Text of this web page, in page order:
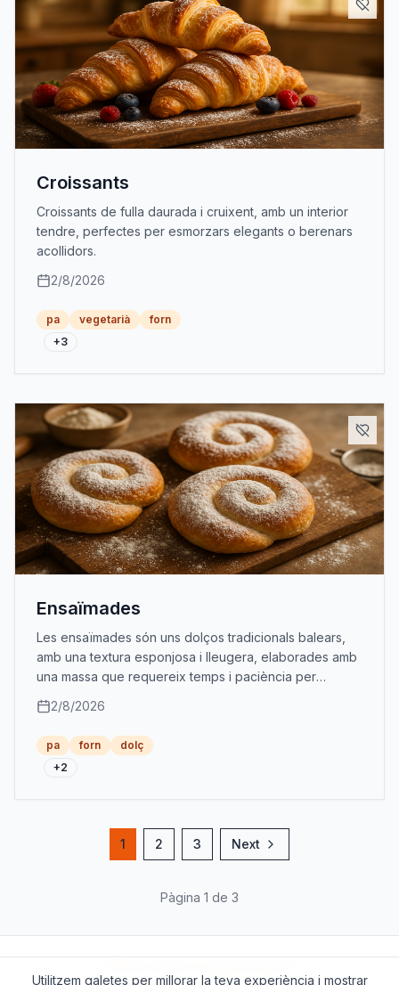
Croissants
Croissants de fulla daurada i cruixent, amb un interior
tendre, perfectes per esmorzars elegants o berenars
acollidors.
2/8/2026
pa vegetarià
forn
+3
Ensaïmades
Les ensaïmades són uns dolços tradicionals balears,
amb una textura esponjosa i lleugera, elaborades amb
una massa que requereix temps i paciència per
aconseguir el seu característic enrotllat i un gust
delicadament dolç.
2/8/2026
pa forn
dolç
+2
1 2 3 Next
Pàgina 1 de 3
Utilitzem galetes per millorar la teva experiència i mostrar